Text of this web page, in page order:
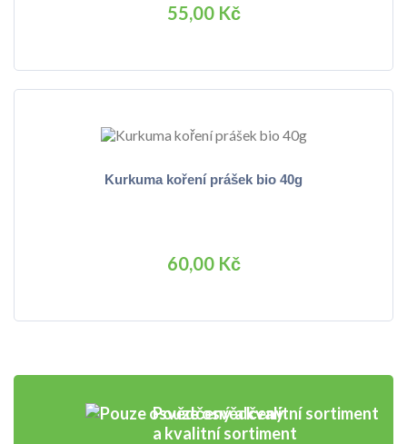
55,00 Kč
Kurkuma koření prášek bio 40g
60,00 Kč
Pouze osvědčený
a kvalitní sortiment